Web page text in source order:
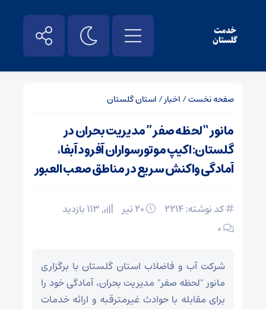
صفحه نخست/ اخبار/ استان گلستان
مانور “لحظه صفر” مدیریت بحران در
گلستان: اکیپ موتورسواران آفرود آبفا،
آمادگی واکنش سریع در مناطق صعب العبور
کد نوشته: 2214
۰
شرکت آب و فاضلاب استان گلستان با برگزاری
مانور "لحظه صفر" مدیریت بحران، آمادگی خود را
برای مقابله با حوادث غیرمترقبه و ارائه خدمات